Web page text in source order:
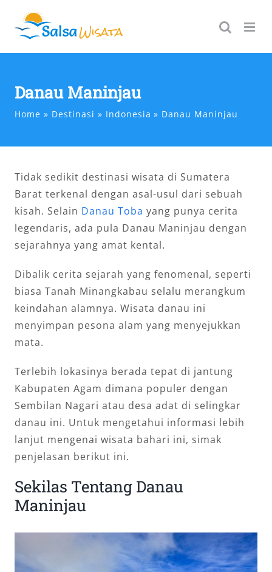
content
Danau Maninjau
Home Destinasi Indonesia Danau Maninjau
Tidak sedikit destinasi wisata di Sumatera
Barat terkenal dengan asal-usul dari sebuah
kisah. Selain Danau Toba yang punya cerita
legendaris, ada pula Danau Maninjau dengan
sejarahnya yang amat kental.
Dibalik cerita sejarah yang fenomenal, seperti
biasa Tanah Minangkabau selalu merangkum
keindahan alamnya. Wisata danau ini
menyimpan pesona alam yang menyejukkan
mata.
Terlebih lokasinya berada tepat di jantung
Kabupaten Agam dimana populer dengan
Sembilan Nagari atau desa adat di selingkar
danau ini. Untuk mengetahui informasi lebih
lanjut mengenai wisata bahari ini, simak
penjelasan berikut ini.
Sekilas Tentang Danau
Maninjau